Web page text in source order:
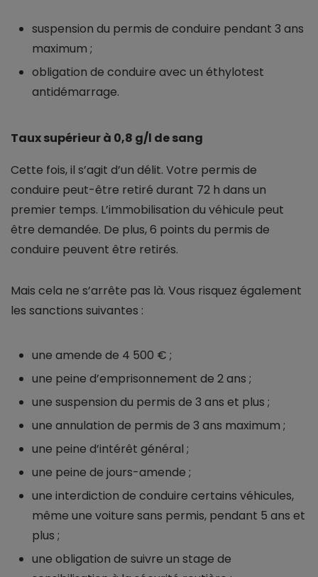
suspension du permis de conduire pendant 3 ans
maximum ;
obligation de conduire avec un éthylotest
antidémarrage.
Taux supérieur à 0,8 g/l de sang
Cette fois, il s’agit d’un délit. Votre permis de
conduire peut-être retiré durant 72 h dans un
premier temps. L’immobilisation du véhicule peut
être demandée. De plus, 6 points du permis de
conduire peuvent être retirés.
Mais cela ne s’arrête pas là. Vous risquez également
les sanctions suivantes :
une amende de 4 500 € ;
une peine d’emprisonnement de 2 ans ;
une suspension du permis de 3 ans et plus ;
une annulation de permis de 3 ans maximum ;
une peine d’intérêt général ;
une peine de jours-amende ;
une interdiction de conduire certains véhicules,
même une voiture sans permis, pendant 5 ans et
plus ;
une obligation de suivre un stage de